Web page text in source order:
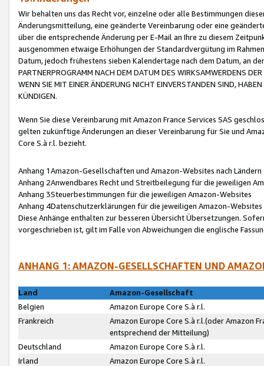
Wir behalten uns das Recht vor, einzelne oder alle Bestimmungen
Änderungsmitteilung, eine geänderte Vereinbarung oder eine
über die entsprechende Änderung per E-Mail an Ihre zu diesem
ausgenommen etwaige Erhöhungen der Standardvergütung im
Datum, jedoch frühestens sieben Kalendertage nach dem Datum, an
PARTNERPROGRAMM NACH DEM DATUM DES WIRKSAMWERDENS
WENN SIE MIT EINER ÄNDERUNG NICHT EINVERSTANDEN SIND,
KÜNDIGEN.
Wenn Sie diese Vereinbarung mit Amazon France Services SAS
gelten zukünftige Änderungen an dieser Vereinbarung für Sie und
Core S.à r.l. bezieht.
Anhang 1Amazon-Gesellschaften und Amazon-Websites nach Ländern
Anhang 2Anwendbares Recht und Streitbeilegung für die jeweiligen
Anhang 3Steuerbestimmungen für die jeweiligen Amazon-Websites
Anhang 4Datenschutzerklärungen für die jeweiligen Amazon-Websites
Diese Anhänge enthalten zur besseren Übersicht Übersetzungen.
vorgeschrieben ist, gilt im Falle von Abweichungen die englische
ANHANG 1: AMAZON-GESELLSCHAFTEN UND
Land
Amazon-Gesellschaft
Belgien
Amazon Europe Core S.à r.l.
Frankreich
Amazon Europe Core S.à r.l.(oder Amazon
entsprechend der Mitteilung)
Deutschland
Amazon Europe Core S.à r.l.
Irland
Amazon Europe Core S.à r.l.